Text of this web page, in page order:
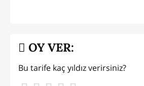
OY VER:
Bu tarife kaç yıldız verirsiniz?